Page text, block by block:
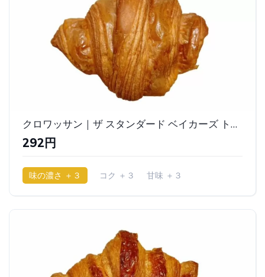
クロワッサン｜ザ スタンダード ベイカーズ トウキョウ（THE STANDARD BAKERS TOKYO）
292円
味の濃さ ＋３ コク ＋３
甘味 ＋３